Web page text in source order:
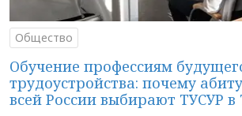
Общество
Обучение профессиям
трудоустройства: почему
всей России выбирают ТУСУР в